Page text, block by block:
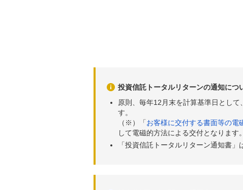
投資信託トータルリターンの通知につ
原則、毎年12月末を計算基準日とし
す。
（※）「お客様に交付する書面等の電
して電磁的方法による交付となります。
「投資信託トータルリターン通知書